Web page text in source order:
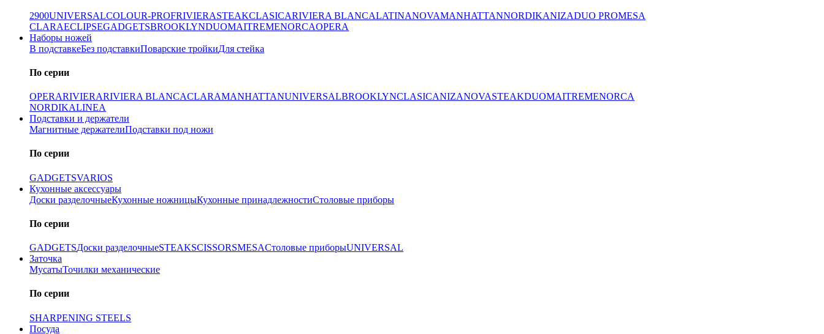
2900UNIVERSALCOLOUR-PROFRIVIERASTEAKCLASICARIVIERA BLANCALATINANOVAMANHATTANNORDIKANIZADUO PROMESA
CLARAECLIPSEGADGETSBROOKLYNDUOMAITREMENORCAOPERA
Наборы ножей
В подставкеБез подставкиПоварские тройкиДля стейка
По серии
OPERARIVIERARIVIERA BLANCACLARAMANHATTANUNIVERSALBROOKLYNCLASICANIZANOVASTEAKDUOMAITREMENORCA
NORDIKALINEA
Подставки и держатели
Магнитные держателиПодставки под ножи
По серии
GADGETSVARIOS
Кухонные аксессуары
Доски разделочныеКухонные ножницыКухонные принадлежностиСтоловые приборы
По серии
GADGETSДоски разделочныеSTEAKSCISSORSMESAСтоловые приборыUNIVERSAL
Заточка
МусатыТочилки механические
По серии
SHARPENING STEELS
Посуда